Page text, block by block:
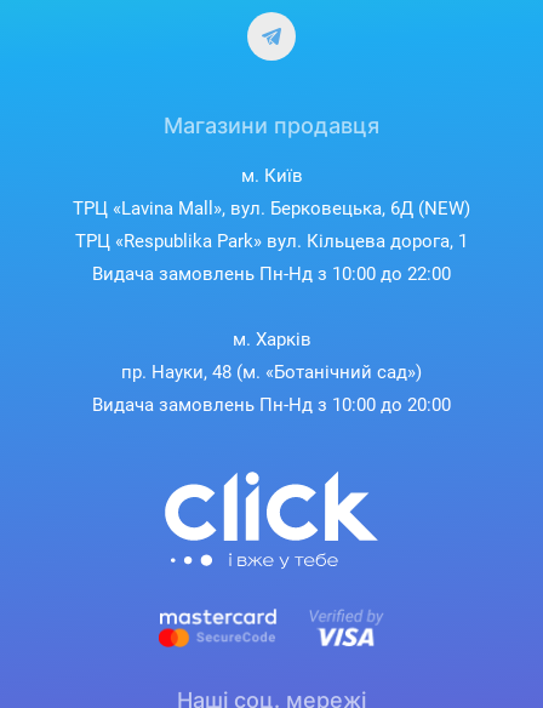
Магазини продавця
м. Київ
ТРЦ «Lavina Mall», вул. Берковецька, 6Д (NEW)
ТРЦ «Respublika Park» вул. Кільцева дорога, 1
Видача замовлень Пн-Нд з 10:00 до 22:00
м. Харків
пр. Науки, 48 (м. «Ботанічний сад»)
Видача замовлень Пн-Нд з 10:00 до 20:00
Наші соц. мережі